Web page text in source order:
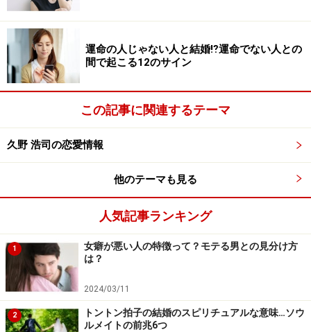
運命の人じゃない人と結婚⁉運命でない人との
間で起こる12のサイン
この記事に関連するテーマ
久野 浩司の恋愛情報
他のテーマも見る
人気記事ランキング
1
女癖が悪い人の特徴って？モテる男との見分け方
は？
2024/03/11
2
トントン拍子の結婚のスピリチュアルな意味…ソウ
ルメイトの前兆6つ